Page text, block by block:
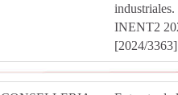
industriales.
INENT2
[2024/3363]